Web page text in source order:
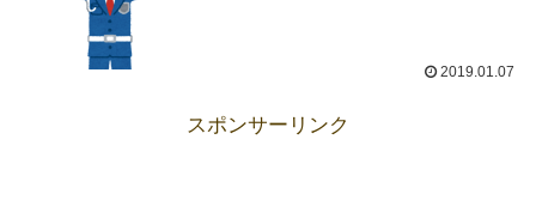
2019.01.07
スポンサーリンク